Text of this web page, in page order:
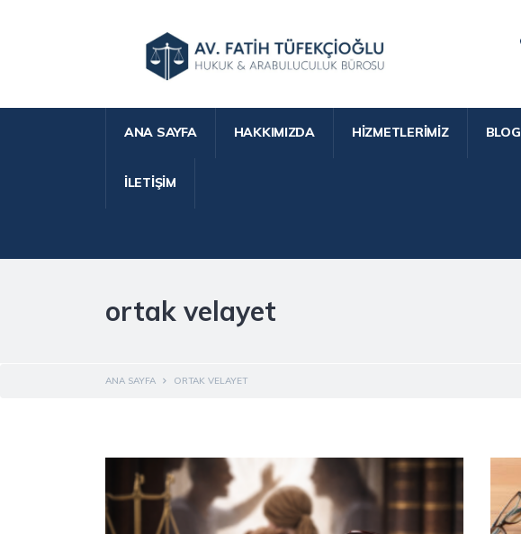
ANA SAYFA HAKKIMIZDA HIZMETLERIMIZ BLOG
İLETIŞIM
ortak velayet
ANA SAYFA ORTAK VELAYET